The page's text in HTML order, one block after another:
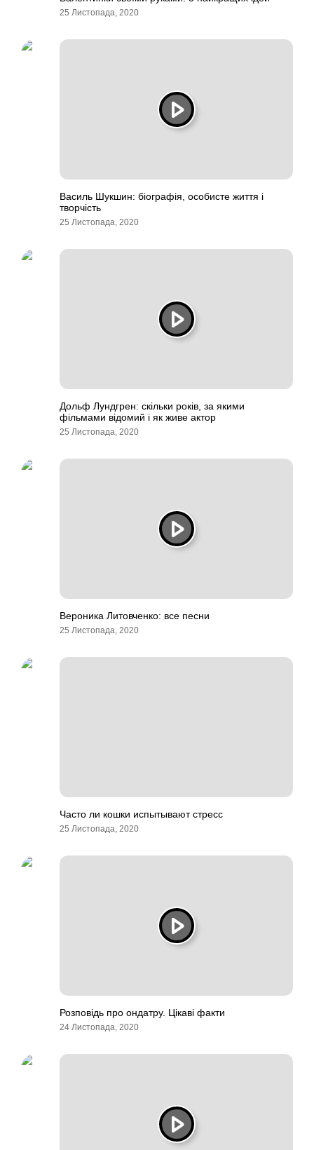
25 Листопада, 2020
Василь Шукшин: біографія, особисте життя і
творчість
25 Листопада, 2020
Дольф Лундгрен: скільки років, за якими
фільмами відомий і як живе актор
25 Листопада, 2020
Вероника Литовченко: все песни
25 Листопада, 2020
Часто ли кошки испытывают стресс
25 Листопада, 2020
Розповідь про ондатру. Цікаві факти
24 Листопада, 2020